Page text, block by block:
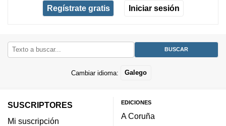
Regístrate gratis Iniciar sesión
Cambiar idioma: Galego
SUSCRIPTORES
Mi suscripción
EDICIONES
A Coruña